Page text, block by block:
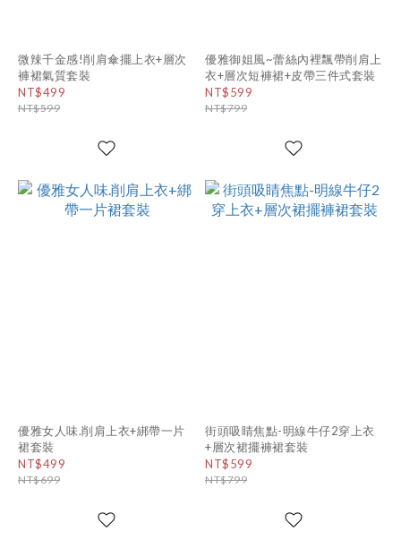
微辣千金感!削肩傘擺上衣+層次
褲裙氣質套裝
NT$499
NT$599
優雅御姐風~蕾絲內裡飄帶削肩上
衣+層次短褲裙+皮帶三件式套裝
NT$599
NT$799
優雅女人味.削肩上衣+綁帶一片
裙套裝
NT$499
NT$699
街頭吸睛焦點-明線牛仔2穿上衣
+層次裙擺褲裙套裝
NT$599
NT$799